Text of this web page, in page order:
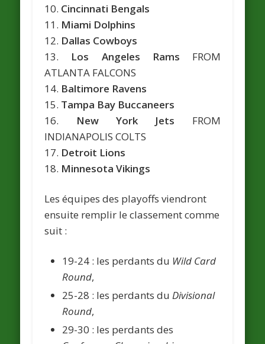
10. Cincinnati Bengals
11. Miami Dolphins
12. Dallas Cowboys
13. Los Angeles Rams FROM
ATLANTA FALCONS
14. Baltimore Ravens
15. Tampa Bay Buccaneers
16.
New York Jets FROM
INDIANAPOLIS COLTS
17. Detroit Lions
18. Minnesota Vikings
Les équipes des playoffs viendront
ensuite remplir le classement comme
suit :
19-24 : les perdants du Wild Card
Round,
25-28 : les perdants duDivisional
Round,
29-30 : les perdants des